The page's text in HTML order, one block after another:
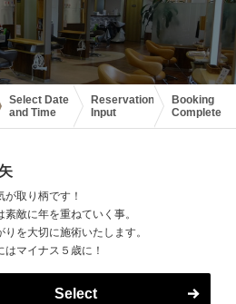
Select Date
and Time
Reservation
Input
Booking
Complete
が取り柄です！
素敵に年を重ねていく事。
りを大切に施術いたします。
はマイナス５歳に！
Select